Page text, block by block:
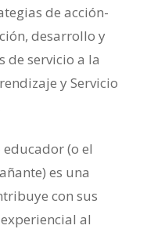
de acción-
desarrollo y
de servicio a la
y Servicio
(o el
es una
con sus
al